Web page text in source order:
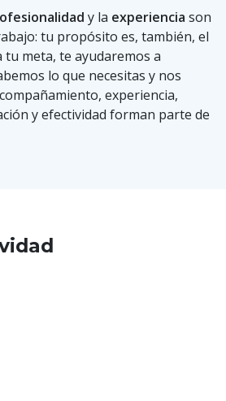
y la experiencia son
tu propósito es, también, el
tu meta, te ayudaremos a
lo que necesitas y nos
experiencia,
y efectividad forman parte de